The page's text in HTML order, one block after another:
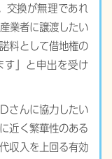
交換が無理であれ
業者に譲渡したい
料として借地権の
」と申出を受け
さんに協力したい
近く繁華性のある
収入を上回る有効